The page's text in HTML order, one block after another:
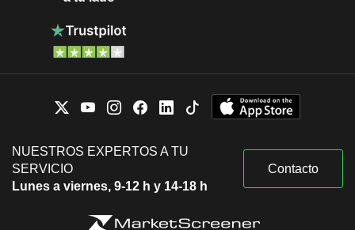
NUESTROS EXPERTOS A TU
SERVICIO
Lunes a viernes, 9-12 h y 14-18 h
Contacto